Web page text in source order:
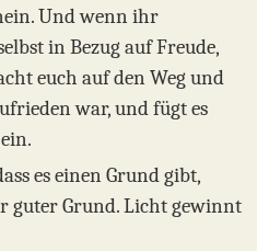
Und wenn ihr
in Bezug auf Freude,
euch auf den Weg und
war, und fügt es
es einen Grund gibt,
guter Grund. Licht gewinnt